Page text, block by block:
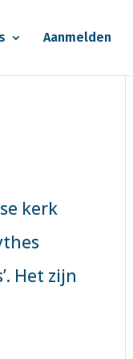
Aanmelden
kerk
Het zijn